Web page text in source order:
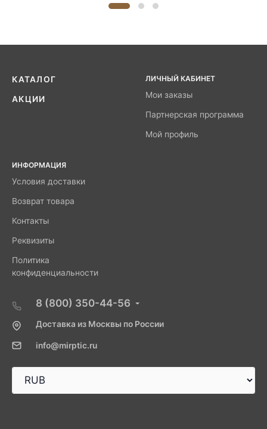
КАТАЛОГ
АКЦИИ
ЛИЧНЫЙ КАБИНЕТ
Мои заказы
Партнерская программа
Мой профиль
ИНФОРМАЦИЯ
Условия доставки
Возврат товара
Контакты
Реквизиты
Политика
конфиденциальности
8 (800) 350-44-56
Доставка из Москвы по России
info@mirptic.ru